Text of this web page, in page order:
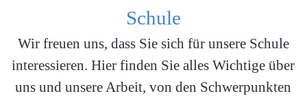
Schule
Wir freuen uns, dass Sie sich für unsere Schule
interessieren. Hier finden Sie alles Wichtige über
uns und unsere Arbeit, von den Schwerpunkten